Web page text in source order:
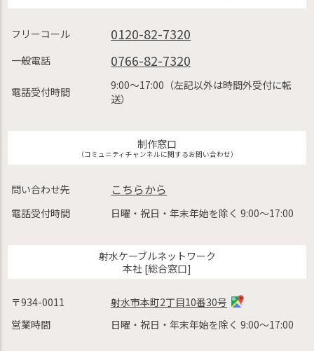
フリーコール 0120-82-7320
一般電話 0766-82-7320
電話受付時間
9:00〜17:00（左記以外は時間外受付に転
送）
制作窓口
（コミュニティチャンネルに関するお問い合わせ）
問い合わせ先 こちらから
電話受付時間 日曜・祝日・年末年始を除く 9:00〜17:00
射水ケーブルネットワーク
本社 [総合窓口]
〒934-0011
射水市本町2丁目10番30号
営業時間
日曜・祝日・年末年始を除く 9:00〜17:00